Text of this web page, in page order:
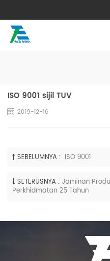
ISO 9001 sijil TUV
2019-12-16
SEBELUMNYA : ISO 9001
SETERUSNYA : Jaminan
Perkhidmatan 25 Tahun